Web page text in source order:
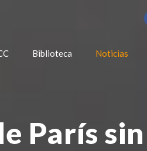
Biblioteca Noticias
París